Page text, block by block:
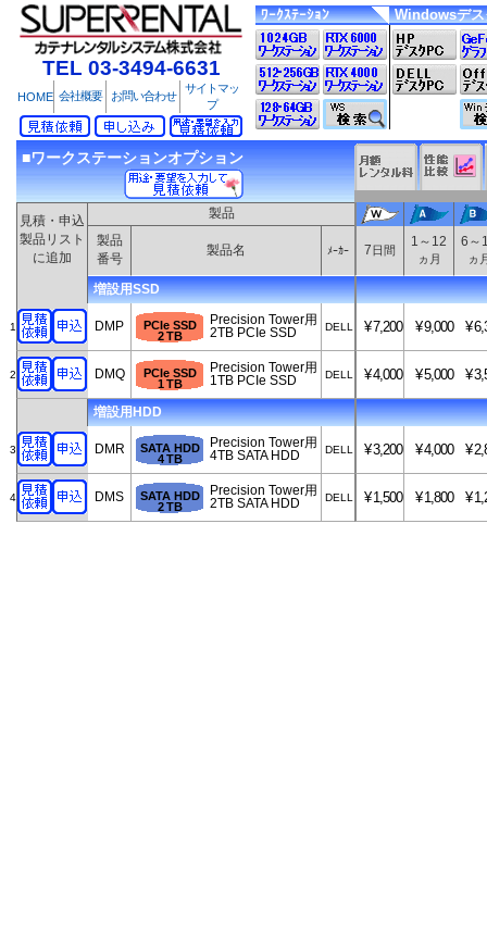
TEL 03-3494-6631
HOME 会社概要 お問い合わせ
サイトマッ
プ
ﾜｰｸｽﾃｰｼｮﾝ Windowsデス
■ワークステーションオプション
見積・申込
製品リスト
に追加
製品
製品
番号
製品名 ﾒｰｶｰ 7日間
1～12
ヵ月
6～
ヵ
増設用SSD
1 DMP
PCIe SSD
2 TB
Precision Tower用
2TB PCIe SSD
DELL ¥7,200 ¥9,000 ¥
2 DMQ
PCIe SSD
1 TB
Precision Tower用
1TB PCIe SSD
DELL ¥4,000 ¥5,000 ¥
増設用HDD
3 DMR
SATA HDD
4 TB
Precision Tower用
4TB SATA HDD
DELL ¥3,200 ¥4,000 ¥
4 DMS
SATA HDD
2 TB
Precision Tower用
2TB SATA HDD
DELL ¥ 1,500 ¥ 1,800 ¥